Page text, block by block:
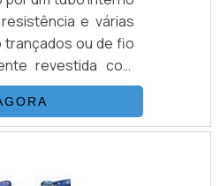
e várias
trançados ou de fio
revestida com
(nylon) ou de
das mangueiras
único de
com as seguintes